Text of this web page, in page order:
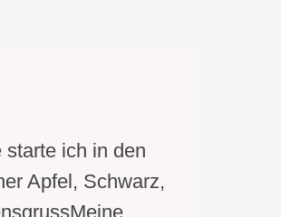
ich in den
Apfel, Schwarz,